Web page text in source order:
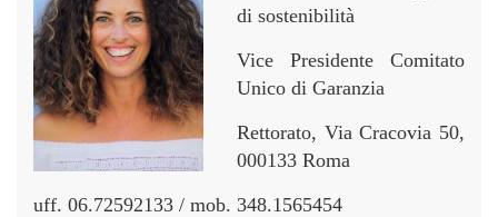
di sostenibilità
Vice Presidente Comitato
Unico di Garanzia
Rettorato, Via Cracovia 50,
000133 Roma
uff. 06.72592133 / mob. 348.1565454